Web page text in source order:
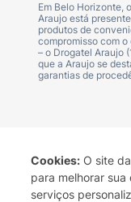
Cookies: O site
para melhorar
serviços
Em Belo Horizonte,
Araujo está
produtos de
compromisso com
– o Drogatel Araujo
que a Araujo se
garantias de
Termo de Uso